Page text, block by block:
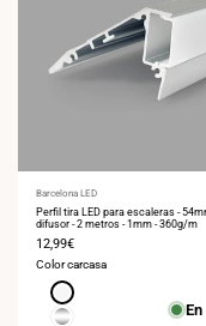
Proveedor:
Barcelona LED
Perfil tira LED para escaleras -
difusor - 2 metros - 1mm - 360g/m
Precio
venta
12,99€
Color carcasa
Blanco
Plata